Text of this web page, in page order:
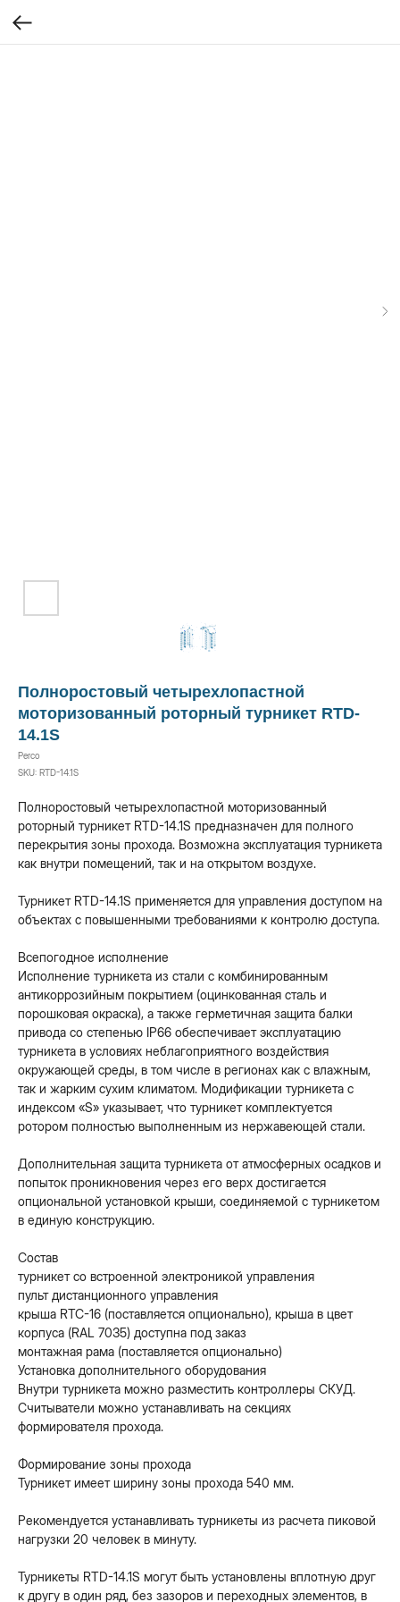
Полноростовый четырехлопастной
моторизованный роторный турникет RTD-
14.1S
Perco
SKU: RTD-14.1S
Полноростовый четырехлопастной моторизованный
роторный турникет RTD-14.1S предназначен для полного
перекрытия зоны прохода. Возможна эксплуатация турникета
как внутри помещений, так и на открытом воздухе.
Турникет RTD-14.1S применяется для управления доступом на
объектах с повышенными требованиями к контролю доступа.
Всепогодное исполнение
Исполнение турникета из стали с комбинированным
антикоррозийным покрытием (оцинкованная сталь и
порошковая окраска), а также герметичная защита балки
привода со степенью IP66 обеспечивает эксплуатацию
турникета в условиях неблагоприятного воздействия
окружающей среды, в том числе в регионах как с влажным,
так и жарким сухим климатом. Модификации турникета с
индексом «S» указывает, что турникет комплектуется
ротором полностью выполненным из нержавеющей стали.
Дополнительная защита турникета от атмосферных осадков и
попыток проникновения через его верх достигается
опциональной установкой крыши, соединяемой с турникетом
в единую конструкцию.
Состав
турникет со встроенной электроникой управления
пульт дистанционного управления
крыша RTC-16 (поставляется опционально), крыша в цвет
корпуса (RAL 7035) доступна под заказ
монтажная рама (поставляется опционально)
Установка дополнительного оборудования
Внутри турникета можно разместить контроллеры СКУД.
Считыватели можно устанавливать на секциях
формирователя прохода.
Формирование зоны прохода
Турникет имеет ширину зоны прохода 540 мм.
Рекомендуется устанавливать турникеты из расчета пиковой
нагрузки 20 человек в минуту.
Турникеты RTD-14.1S могут быть установлены вплотную друг
к другу в один ряд, без зазоров и переходных элементов, в